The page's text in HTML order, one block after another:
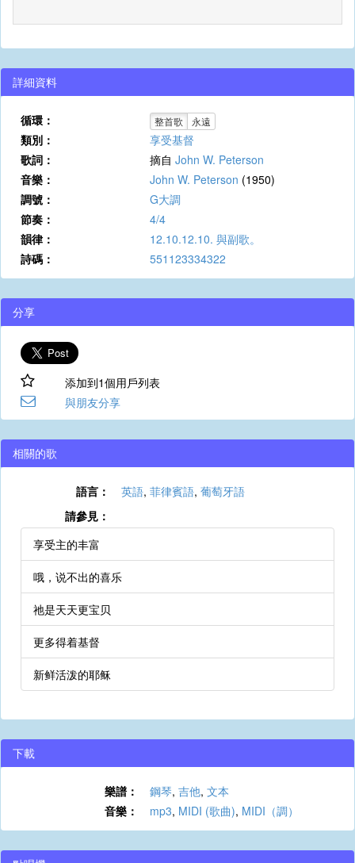
詳細資料
循環： 整首歌 永遠
類別：
享受基督
歌詞：
摘自 John W. Peterson
音樂：
John W. Peterson (1950)
調號：
G大調
節奏：
4/4
韻律：
12.10.12.10. 與副歌。
詩碼：
551123334322
分享
添加到1個用戶列表
與朋友分享
相關的歌
語言： 英語, 菲律賓語, 葡萄牙語
請參見：
享受主的丰富
哦，说不出的喜乐
祂是天天更宝贝
更多得着基督
新鲜活泼的耶稣
下載
樂譜： 鋼琴, 吉他, 文本
音樂：
mp3, MIDI (歌曲), MIDI（調）